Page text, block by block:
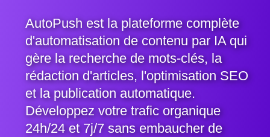
AutoPush est la plateforme complète
d'automatisation de contenu par IA qui
gère la recherche de mots-clés, la
rédaction d'articles, l'optimisation SEO
et la publication automatique.
Développez votre trafic organique
24h/24 et 7j/7 sans embaucher de